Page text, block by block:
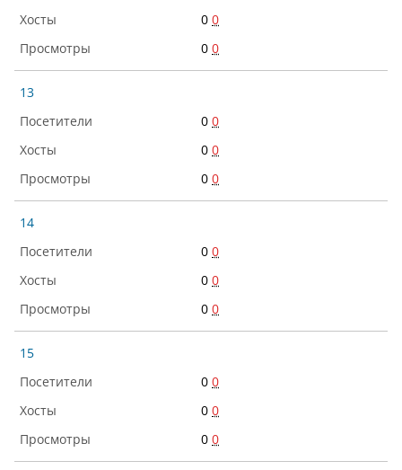
0 0
0 0
13
0 0
0 0
0 0
14
0 0
0 0
0 0
15
0 0
0 0
0 0